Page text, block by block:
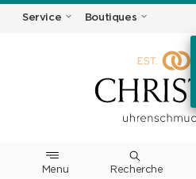
Service Boutiques
Menu Recherche